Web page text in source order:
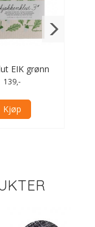
EIK grønn
139,-
Kjøp